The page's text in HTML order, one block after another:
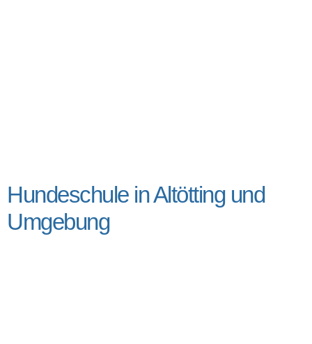
Hundeschule in Altötting und
Umgebung